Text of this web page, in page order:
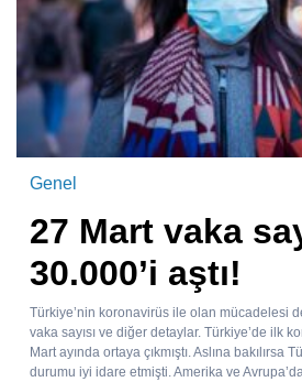
Genel
27 Mart vaka
30.000’i aştı!
Türkiye’nin koronavirüs ile olan mücadelesi
vaka sayısı ve diğer detaylar. Türkiye’de ilk
Mart ayında ortaya çıkmıştı. Aslına bakılırsa
durumu iyi idare etmişti. Amerika ve